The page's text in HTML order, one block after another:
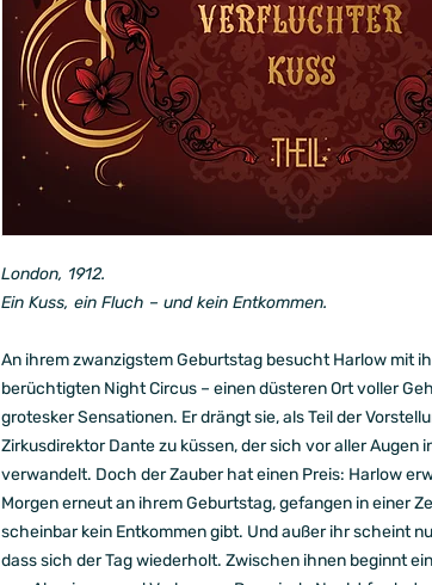
London, 1912.
Ein Kuss, ein Fluch – und kein Entkommen.
An ihrem zwanzigstem Geburtstag besucht Harlow mit
berüchtigten Night Circus – einen düsteren Ort voller
grotesker Sensationen. Er drängt sie, als Teil der
Zirkusdirektor Dante zu küssen, der sich vor aller Augen
verwandelt. Doch der Zauber hat einen Preis: Harlow
Morgen erneut an ihrem Geburtstag, gefangen in einer
scheinbar kein Entkommen gibt. Und außer ihr scheint
dass sich der Tag wiederholt. Zwischen ihnen beginnt